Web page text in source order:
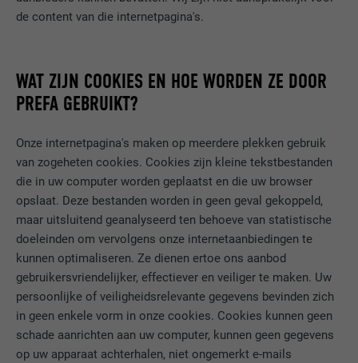
de content van die internetpagina's.
WAT ZIJN COOKIES EN HOE WORDEN ZE DOOR
PREFA GEBRUIKT?
Onze internetpagina's maken op meerdere plekken gebruik
van zogeheten cookies. Cookies zijn kleine tekstbestanden
die in uw computer worden geplaatst en die uw browser
opslaat. Deze bestanden worden in geen geval gekoppeld,
maar uitsluitend geanalyseerd ten behoeve van statistische
doeleinden om vervolgens onze internetaanbiedingen te
kunnen optimaliseren. Ze dienen ertoe ons aanbod
gebruikersvriendelijker, effectiever en veiliger te maken. Uw
persoonlijke of veiligheidsrelevante gegevens bevinden zich
in geen enkele vorm in onze cookies. Cookies kunnen geen
schade aanrichten aan uw computer, kunnen geen gegevens
op uw apparaat achterhalen, niet ongemerkt e-mails